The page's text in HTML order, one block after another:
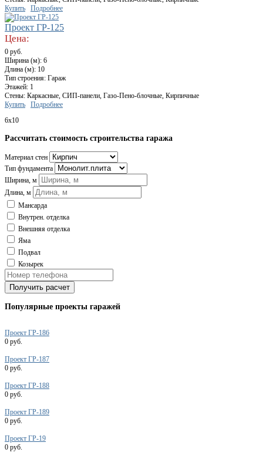
Купить
Подробнее
Проект ГР-125
Цена:
0 руб.
Ширина (м): 6
Длина (м): 10
Тип строения: Гараж
Этажей: 1
Стены: Каркасные, СИП-панели, Газо-Пено-блочные, Кирпичные
Купить
Подробнее
6x10
Рассчитать стоимость строительства гаража
Материал стен
Тип фундамента
Ширина, м
Длина, м
Мансарда
Внутрен. отделка
Внешняя отделка
Яма
Подвал
Козырек
Получить расчет
Популярные проекты гаражей
Проект ГР-186
0 руб.
Проект ГР-187
0 руб.
Проект ГР-188
0 руб.
Проект ГР-189
0 руб.
Проект ГР-19
0 руб.